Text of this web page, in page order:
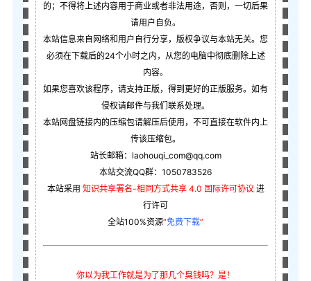
的；不得将上述内容用于商业或者非法用途，否则，一切后果
请用户自负。
本站信息来自网络和用户自行分享，版权争议与本站无关。您
必须在下载后的24个小时之内，从您的电脑中彻底删除上述
内容。
如果您喜欢该程序，请支持正版，得到更好的正版服务。如有
侵权请邮件与我们联系处理。
本站网盘链接内的压缩包请解压后使用，不可直接在软件内上
传该压缩包。
站长邮箱：laohouqi_com@qq.com
本站交流QQ群：1050783526
本站采用 知识共享署名-相同方式共享 4.0 国际许可协议 进
行许可
全站100%资源“免费下载”
你以为我工作就是为了那几个臭钱吗？是！